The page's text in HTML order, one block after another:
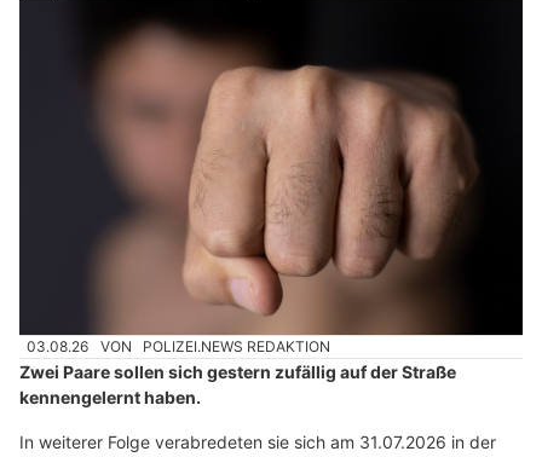
03.08.26 VON POLIZEI.NEWS REDAKTION
Zwei Paare sollen sich gestern zufällig auf der Straße
kennengelernt haben.
In weiterer Folge verabredeten sie sich am 31.07.2026 in der